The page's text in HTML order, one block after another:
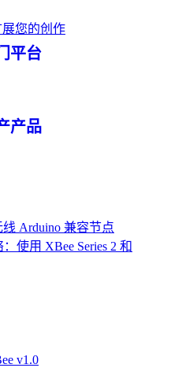
展您的创作
平台
产品
线 Arduino 兼容节点
：使用 XBee Series 2 和
v1.0